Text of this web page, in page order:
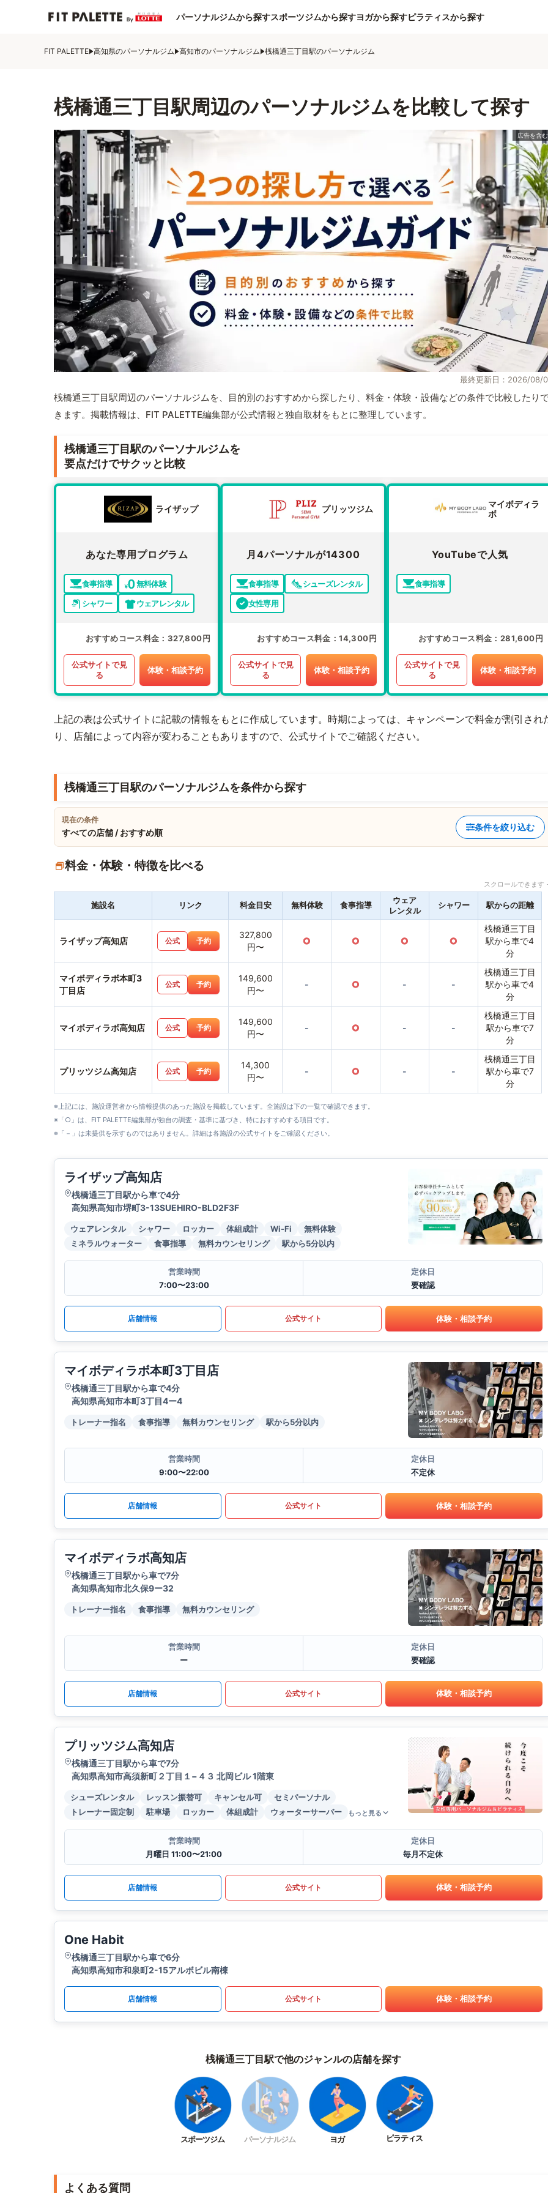
パーソナルジムから探すスポーツジムから探すヨガから探すピラティスから探す
FIT PALETTE 高知県のパーソナルジム 高知市のパーソナルジム 桟橋通三丁目駅のパーソナルジム
桟橋通三丁目駅周辺のパーソナルジムを比較して探す
最終更新日：2026/08/
桟橋通三丁目駅周辺のパーソナルジムを、目的別のおすすめから探したり、料金・体験・設備などの条件で比較したり
きます。掲載情報は、FIT PALETTE編集部が公式情報と独自取材をもとに整理しています。
桟橋通三丁目駅のパーソナルジムを
要点だけでサクッと比較
ライザップ
あなた専用プログラム
食事指導
無料体験
シャワー
ウェアレンタル
おすすめコース料金 327,800円
公式サイトで見
る
体験・相談予約
プリッツジム
月4パーソナルが14300
食事指導
シューズレンタル
女性専用
おすすめコース料金 14,300円
公式サイトで見
る
体験・相談予約
マイボディラ
ボ
YouTubeで人気
食事指導
おすすめコース料金 281,600円
公式サイトで見
る
体験・相談予約
上記の表は公式サイトに記載の情報をもとに作成しています。時期によっては、キャンペーンで料金が割引され
り、店舗によって内容が変わることもありますので、公式サイトでご確認ください。
桟橋通三丁目駅のパーソナルジムを条件から探す
現在の条件
すべての店舗 / おすすめ順
条件を絞り込む
料金・体験・特徴を比べる
スクロールできま
施設名 リンク 料金目安 無料体験 食事指導
ウェア
レンタル
シャワー 駅からの距離
ライザップ高知店 公式 予約
327,800
円〜
○ ○ ○ ○
桟橋通三丁目
駅から車で4
分
マイボディラボ本町3
丁目店
公式 予約
149,600
円〜
- ○ - -
桟橋通三丁目
駅から車で4
分
マイボディラボ高知店 公式 予約
149,600
円〜
- ○ - -
桟橋通三丁目
駅から車で7
分
プリッツジム高知店 公式 予約
14,300
円〜
- ○ - -
桟橋通三丁目
駅から車で7
分
※上記には、施設運営者から情報提供のあった施設を掲載しています。全施設は下の一覧で確認できます。
※「○」は、FIT PALETTE編集部が独自の調査・基準に基づき、特におすすめする項目です。
※「－」は未提供を示すものではありません。詳細は各施設の公式サイトをご確認ください。
ライザップ高知店
桟橋通三丁目駅から車で4分
高知県高知市堺町3-13SUEHIRO-BLD2F3F
ウェアレンタル シャワー ロッカー 体組成計 Wi-Fi
無料体験
ミネラルウォーター
食事指導 無料カウンセリング 駅から5分以内
営業時間
7:00〜23:00
定休日
要確認
店舗情報 公式サイト 体験・相談予約
マイボディラボ本町3丁目店
桟橋通三丁目駅から車で4分
高知県高知市本町3丁目4ー4
トレーナー指名 食事指導 無料カウンセリング 駅から5分以内
営業時間
9:00〜22:00
定休日
不定休
店舗情報 公式サイト 体験・相談予約
マイボディラボ高知店
桟橋通三丁目駅から車で7分
高知県高知市北久保9ー32
トレーナー指名 食事指導 無料カウンセリング
営業時間
ー
定休日
要確認
店舗情報 公式サイト 体験・相談予約
プリッツジム高知店
桟橋通三丁目駅から車で7分
高知県高知市高須新町２丁目１−４３ 北岡ビル 1階東
シューズレンタル レッスン振替可 キャンセル可
セミパーソナル
トレーナー固定制
駐車場 ロッカー 体組成計 ウォーターサーバー もっと見る
営業時間
月曜日 11:00〜21:00
定休日
毎月不定休
店舗情報 公式サイト 体験・相談予約
One Habit
桟橋通三丁目駅から車で6分
高知県高知市和泉町2-15アルボビル南棟
店舗情報 公式サイト 体験・相談予約
桟橋通三丁目駅で他のジャンルの店舗を探す
スポーツジム パーソナルジム ヨガ ピラティス
よくある質問